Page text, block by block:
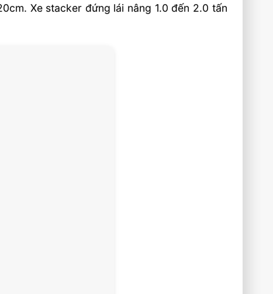
Xe stacker đứng lái nâng 1.0 đến 2.0 tấn